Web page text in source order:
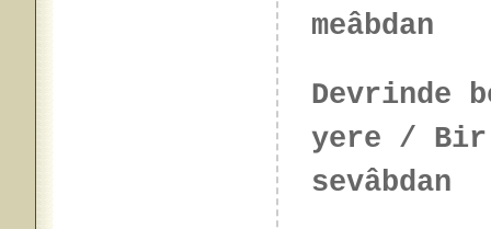
meâbdan
Devrinde
yere / Bir
sevâbdan